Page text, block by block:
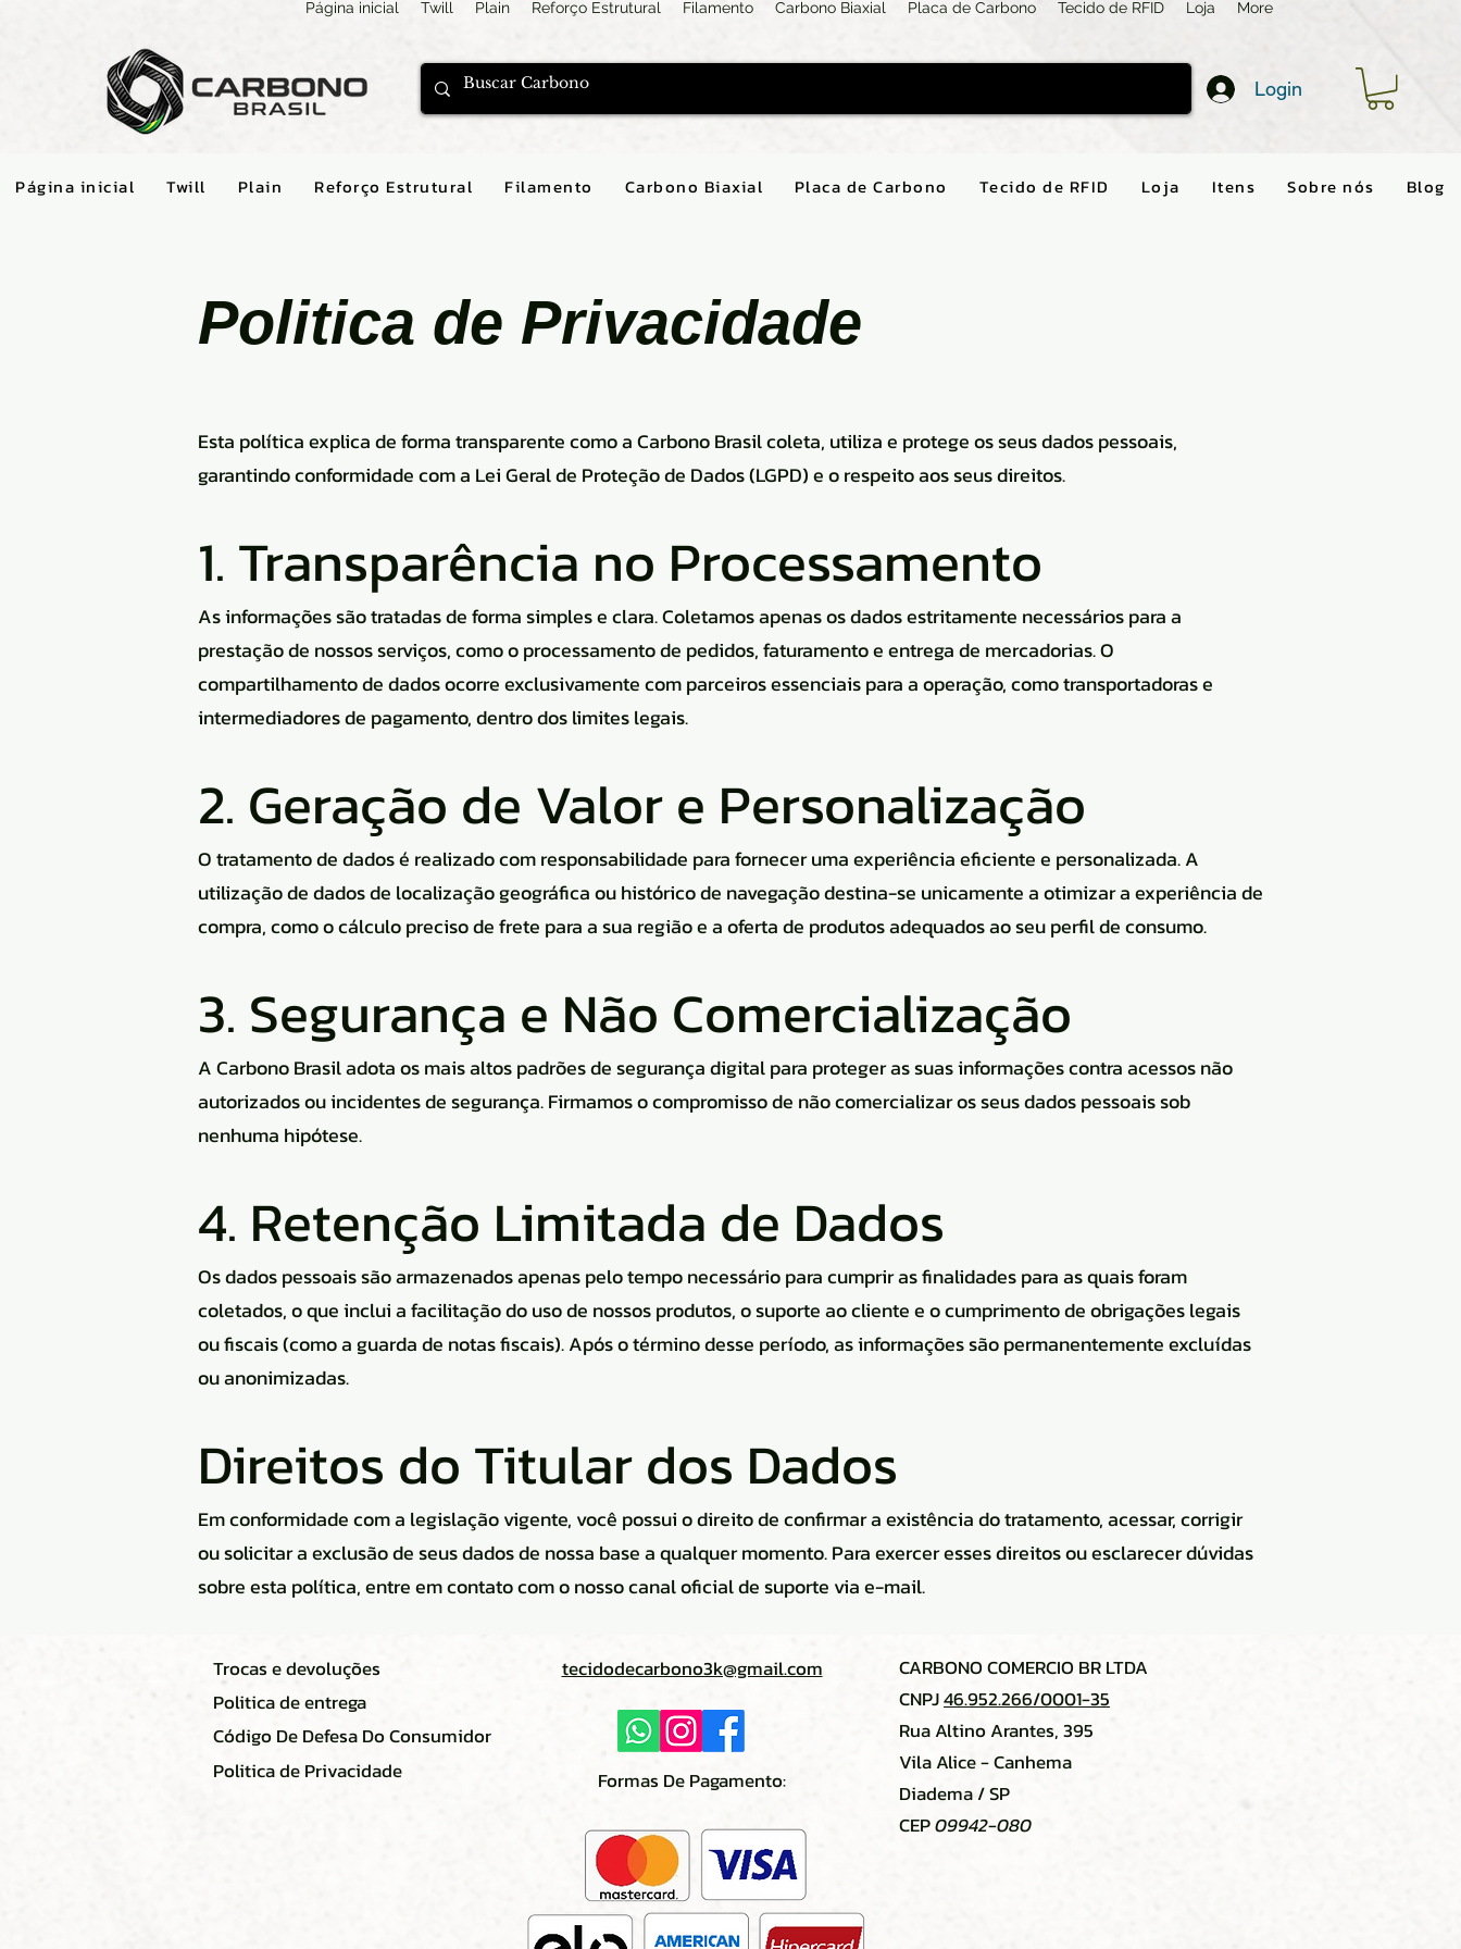
Login
Página inicial Twill Plain Reforço Estrutural Filamento Carbono Biaxial Placa de Carbono Tecido de RFID Loja Itens Sobre nós Blog
Politica de Privacidade
Esta política explica de forma transparente como a Carbono Brasil coleta, utiliza e protege os seus dados pessoais,
garantindo conformidade com a Lei Geral de Proteção de Dados (LGPD) e o respeito aos seus direitos.
1. Transparência no Processamento
As informações são tratadas de forma simples e clara. Coletamos apenas os dados estritamente necessários para a
prestação de nossos serviços, como o processamento de pedidos, faturamento e entrega de mercadorias. O
compartilhamento de dados ocorre exclusivamente com parceiros essenciais para a operação, como transportadoras e
intermediadores de pagamento, dentro dos limites legais.
2. Geração de Valor e Personalização
O tratamento de dados é realizado com responsabilidade para fornecer uma experiência eficiente e personalizada. A
utilização de dados de localização geográfica ou histórico de navegação destina-se unicamente a otimizar a experiência de
compra, como o cálculo preciso de frete para a sua região e a oferta de produtos adequados ao seu perfil de consumo.
3. Segurança e Não Comercialização
A Carbono Brasil adota os mais altos padrões de segurança digital para proteger as suas informações contra acessos não
autorizados ou incidentes de segurança. Firmamos o compromisso de não comercializar os seus dados pessoais sob
nenhuma hipótese.
4. Retenção Limitada de Dados
Os dados pessoais são armazenados apenas pelo tempo necessário para cumprir as finalidades para as quais foram
coletados, o que inclui a facilitação do uso de nossos produtos, o suporte ao cliente e o cumprimento de obrigações legais
ou fiscais (como a guarda de notas fiscais). Após o término desse período, as informações são permanentemente excluídas
ou anonimizadas.
Direitos do Titular dos Dados
Em conformidade com a legislação vigente, você possui o direito de confirmar a existência do tratamento, acessar, corrigir
ou solicitar a exclusão de seus dados de nossa base a qualquer momento. Para exercer esses direitos ou esclarecer dúvidas
sobre esta política, entre em contato com o nosso canal oficial de suporte via e-mail.
Página inicial Twill Plain Reforço Estrutural Filamento Carbono Biaxial Placa de Carbono Tecido de RFID Loja More
Trocas e devoluções
Politica de entrega
Código De Defesa Do Consumidor
Politica de Privacidade
tecidodecarbono3k@gmail.com
CARBONO COMERCIO BR LTDA
CNPJ46.952.266/0001-35
Rua Altino Arantes, 395
Vila Alice - Canhema
Diadema / SP
CEP09942-080
Formas De Pagamento: